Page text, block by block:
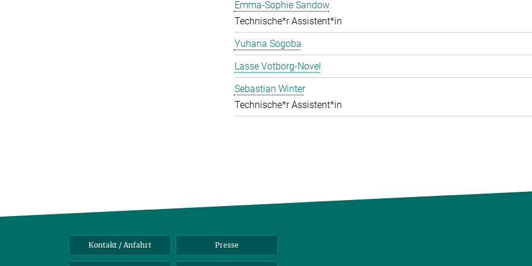
Emma-Sophie Sandow
Technische*r Assistent*in
Yuhana Sogoba
Lasse Votborg-Novel
Sebastian Winter
Technische*r Assistent*in
Kontakt / Anfahrt Presse